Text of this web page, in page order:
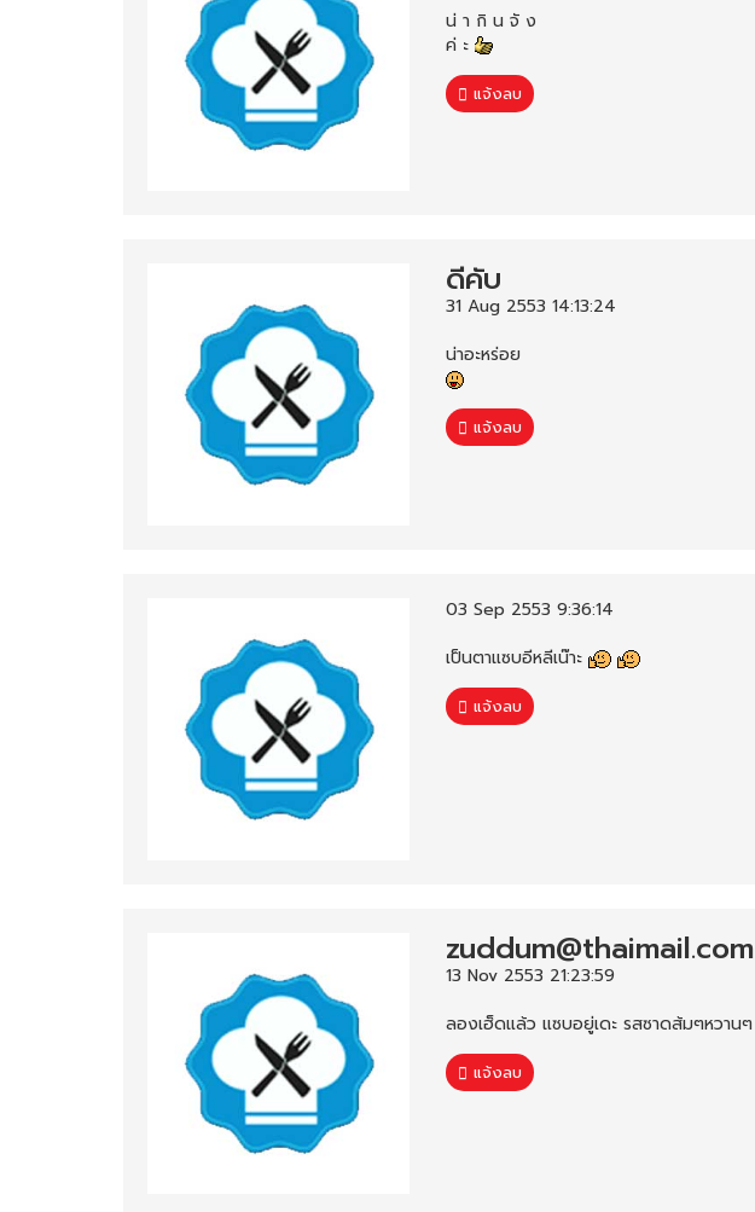
น่ า กิ น จั ง
ค่ ะ
แจ้งลบ
ดีคับ
31 Aug 2553 14:13:24
น่าอะหร่อย
แจ้งลบ
03 Sep 2553 9:36:14
เป็นตาแซบอีหลีเน๊าะ
แจ้งลบ
zuddum@thaimail.com
13 Nov 2553 21:23:59
ลองเฮ็ดแล้ว แซบอยู่เดะ รสซาดส้มๆหวานๆ
แจ้งลบ